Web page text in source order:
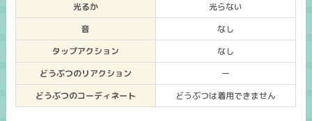
光るか
光らない
音
なし
タップアクション
なし
どうぶつのリアクション
ー
どうぶつのコーディネート
どうぶつは着用できません